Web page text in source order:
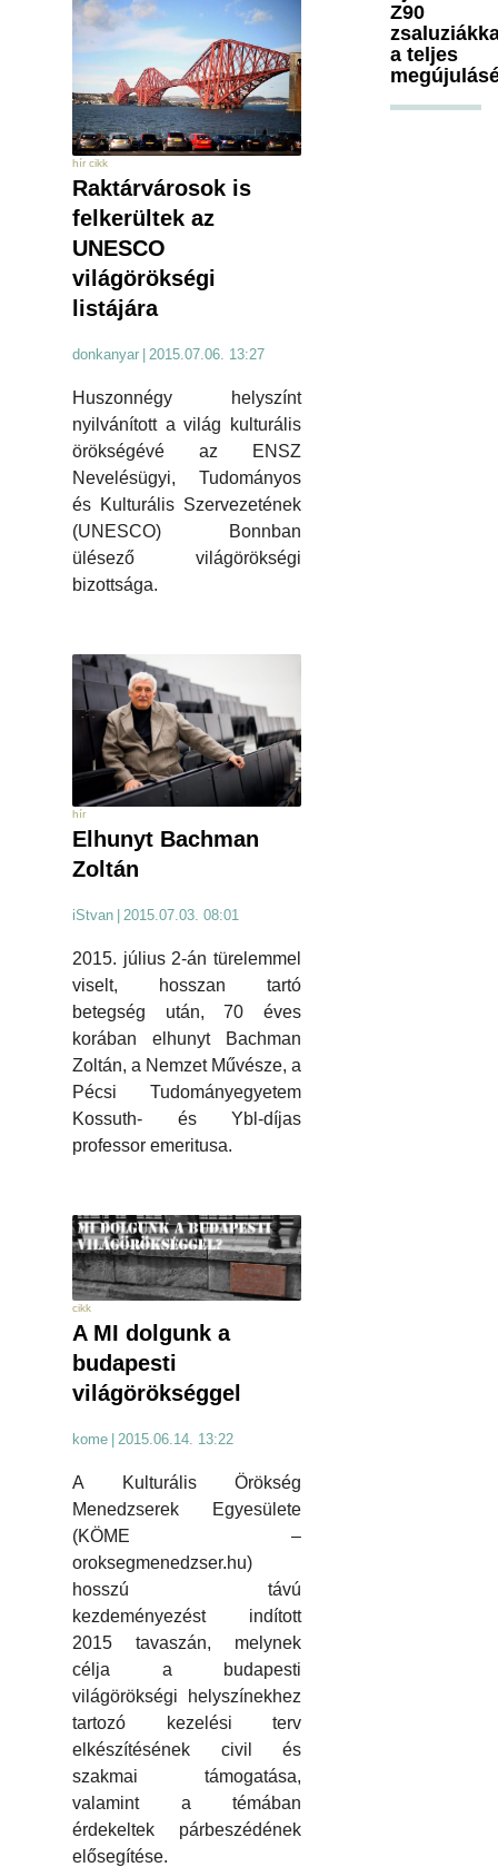
hír cikk
Raktárvárosok is
felkerültek az
UNESCO
világörökségi
listájára
donkanyar 2015.07.06. 13:27
Huszonnégy helyszínt
nyilvánított a világ kulturális
örökségévé az ENSZ
Nevelésügyi, Tudományos
és Kulturális Szervezetének
(UNESCO) Bonnban
ülésező világörökségi
bizottsága.
hír
Elhunyt Bachman
Zoltán
iStvan 2015.07.03. 08:01
2015. július 2-án türelemmel
viselt, hosszan tartó
betegség után, 70 éves
korában elhunyt Bachman
Zoltán, a Nemzet Művésze, a
Pécsi Tudományegyetem
Kossuth- és Ybl-díjas
professor emeritusa.
cikk
A MI dolgunk a
budapesti
világörökséggel
kome | 2015.06.14. 13:22
A Kulturális Örökség
Menedzserek Egyesülete
(KÖME –
oroksegmenedzser.hu)
hosszú távú
kezdeményezést indított
2015 tavaszán, melynek
célja a budapesti
világörökségi helyszínekhez
tartozó kezelési terv
elkészítésének civil és
szakmai támogatása,
valamint a témában
érdekeltek párbeszédének
elősegítése.
Z90
a teljes